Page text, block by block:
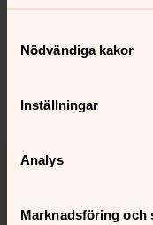
Nödvändiga kakor
Inställningar
Analys
Marknadsföring och
Synpunkter